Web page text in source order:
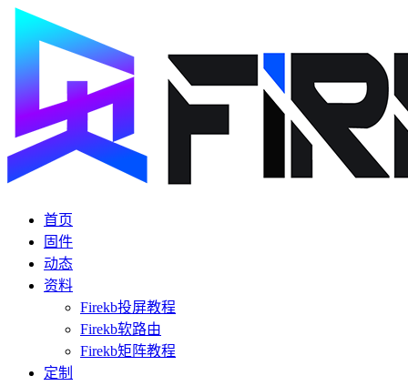
首页
固件
动态
资料
Firekb投屏教程
Firekb软路由
Firekb矩阵教程
定制